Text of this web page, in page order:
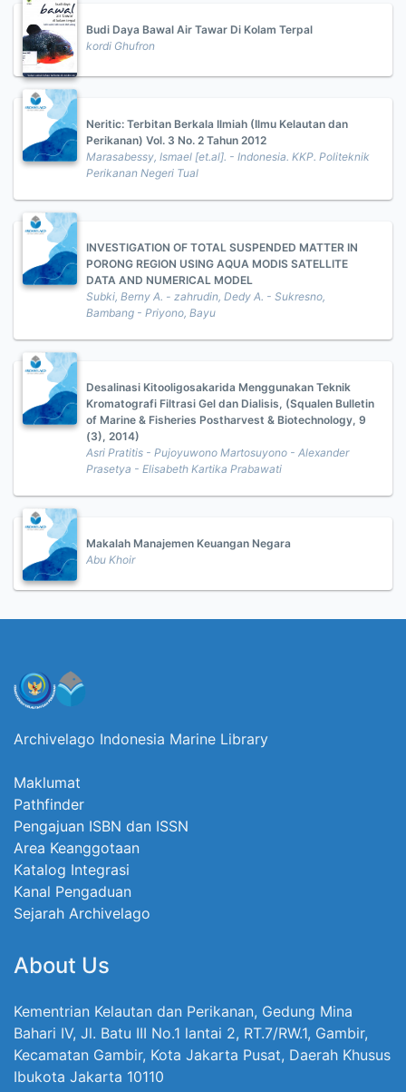
Budi Daya Bawal Air Tawar Di Kolam Terpal
kordi Ghufron
Neritic: Terbitan Berkala Ilmiah (Ilmu Kelautan dan
Perikanan) Vol. 3 No. 2 Tahun 2012
Marasabessy, Ismael [et.al]. - Indonesia. KKP. Politeknik
Perikanan Negeri Tual
INVESTIGATION OF TOTAL SUSPENDED MATTER IN
PORONG REGION USING AQUA MODIS SATELLITE
DATA AND NUMERICAL MODEL
Subki, Berny A. - zahrudin, Dedy A. - Sukresno,
Bambang - Priyono, Bayu
Desalinasi Kitooligosakarida Menggunakan Teknik
Kromatografi Filtrasi Gel dan Dialisis, (Squalen Bulletin
of Marine & Fisheries Postharvest & Biotechnology, 9
(3), 2014)
Asri Pratitis - Pujoyuwono Martosuyono - Alexander
Prasetya - Elisabeth Kartika Prabawati
Makalah Manajemen Keuangan Negara
Abu Khoir
Archivelago Indonesia Marine Library
Maklumat
Pathfinder
Pengajuan ISBN dan ISSN
Area Keanggotaan
Katalog Integrasi
Kanal Pengaduan
Sejarah Archivelago
About Us
Kementrian Kelautan dan Perikanan, Gedung Mina
Bahari IV, Jl. Batu III No.1 lantai 2, RT.7/RW.1, Gambir,
Kecamatan Gambir, Kota Jakarta Pusat, Daerah Khusus
Ibukota Jakarta 10110